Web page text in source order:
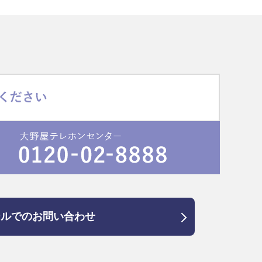
でのお問い合わせ